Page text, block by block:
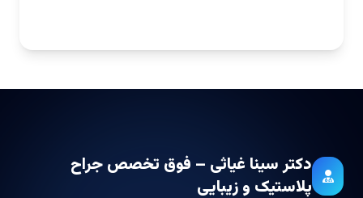
دکتر سینا غیاثی – فوق تخصص جراح
پلاستیک و زیبایی